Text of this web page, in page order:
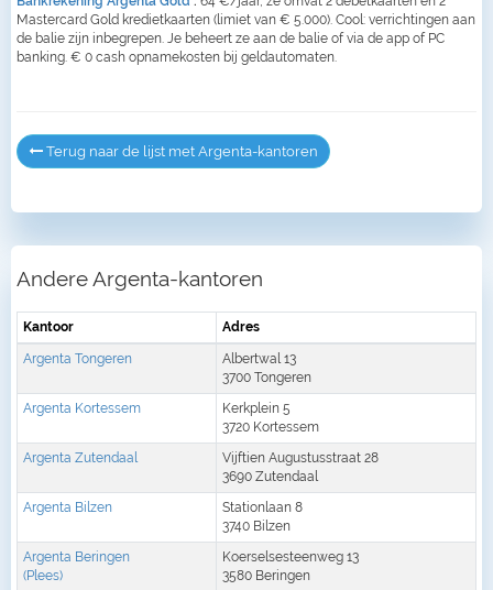
Mastercard Gold kredietkaarten (limiet van € 5.000). Cool: verrichtingen aan
de balie zijn inbegrepen. Je beheert ze aan de balie of via de app of PC
banking. € 0 cash opnamekosten bij geldautomaten.
Terug naar de lijst met Argenta-kantoren
Andere Argenta-kantoren
Kantoor Adres
Argenta Tongeren
Albertwal 13
3700 Tongeren
Argenta Kortessem
Kerkplein 5
3720 Kortessem
Argenta Zutendaal
Vijftien Augustusstraat 28
3690 Zutendaal
Argenta Bilzen
Stationlaan 8
3740 Bilzen
Argenta Beringen
(Plees)
Koerselsesteenweg 13
3580 Beringen